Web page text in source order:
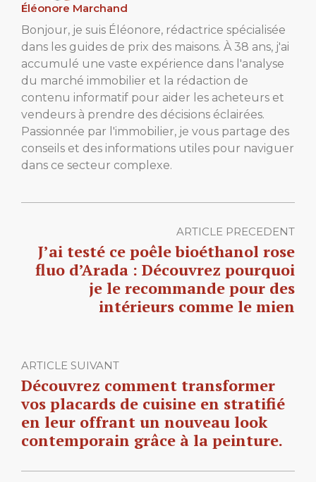
Éléonore Marchand
Bonjour, je suis Éléonore, rédactrice spécialisée
dans les guides de prix des maisons. À 38 ans, j'ai
accumulé une vaste expérience dans l'analyse
du marché immobilier et la rédaction de
contenu informatif pour aider les acheteurs et
vendeurs à prendre des décisions éclairées.
Passionnée par l'immobilier, je vous partage des
conseils et des informations utiles pour naviguer
dans ce secteur complexe.
ARTICLE PRECEDENT
J’ai testé ce poêle bioéthanol rose
fluo d’Arada : Découvrez pourquoi
je le recommande pour des
intérieurs comme le mien
ARTICLE SUIVANT
Découvrez comment transformer
vos placards de cuisine en stratifié
en leur offrant un nouveau look
contemporain grâce à la peinture.